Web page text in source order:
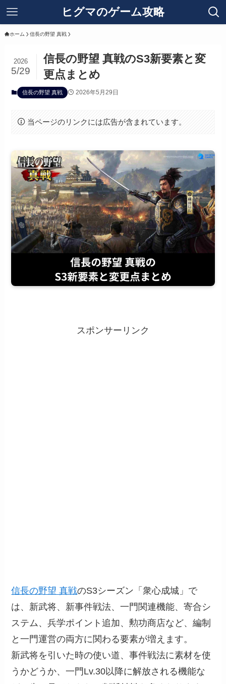
ヒグマのゲーム攻略
ホーム 信長の野望 真戦
信長の野望 真戦のS3新要素と変
更点まとめ
2026
5/29
信長の野望 真戦 2026年5月29日
当ページのリンクには広告が含まれています。
スポンサーリンク
信長の野望 真戦のS3シーズン「衆心成城」で
は、新武将、新事件戦法、一門関連機能、寄合シ
ステム、兵学ポイント追加、勲功商店など、編制
と一門運営の両方に関わる要素が増えます。
新武将を引いた時の使い道、事件戦法に素材を使
うかどうか、一門Lv.30以降に解放される機能な